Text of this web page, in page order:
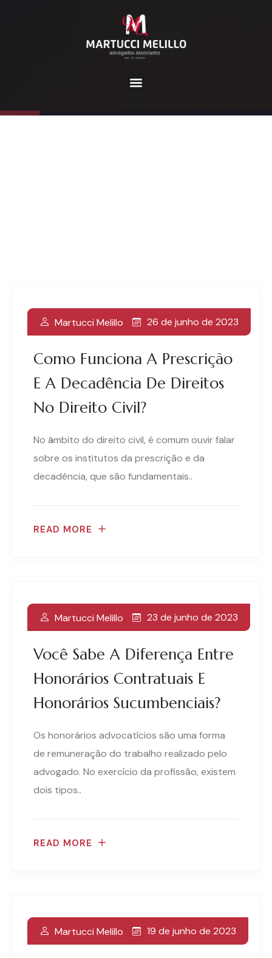
Categoria:
Como Funciona A Prescrição
E A Decadência De Direitos
No Direito Civil?
Martucci Melillo 26 de junho de 2023
No âmbito do direito civil, é comum ouvir falar
sobre os institutos da prescrição e da
decadência, que são fundamentais..
READ MORE
Você Sabe A Diferença Entre
Honorários Contratuais E
Honorários Sucumbenciais?
Martucci Melillo 23 de junho de 2023
Os honorários advocatícios são uma forma
de remuneração do trabalho realizado pelo
advogado. No exercício da profissão, existem
dois tipos..
READ MORE
Martucci Melillo 19 de junho de 2023